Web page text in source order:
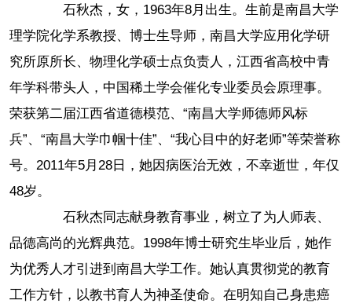
石秋杰，女，1963年8月出生。生前是南昌大学
理学院化学系教授、博士生导师，南昌大学应用化学研
究所原所长、物理化学硕士点负责人，江西省高校中青
年学科带头人，中国稀土学会催化专业委员会原理事。
荣获第二届江西省道德模范、“南昌大学师德师风标
兵”、“南昌大学巾帼十佳”、“我心目中的好老师”等荣誉称
号。2011年5月28日，她因病医治无效，不幸逝世，年仅
48岁。
石秋杰同志献身教育事业，树立了为人师表、
品德高尚的光辉典范。1998年博士研究生毕业后，她作
为优秀人才引进到南昌大学工作。她认真贯彻党的教育
工作方针，以教书育人为神圣使命。在明知自己身患癌